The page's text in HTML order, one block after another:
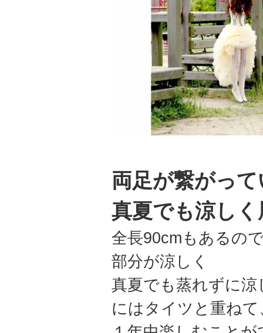
両足が繋がっ
真夏でも涼し
全長90cmもあるの
部分が涼しく
真夏でも蒸れずに
にはタイツと重ねて